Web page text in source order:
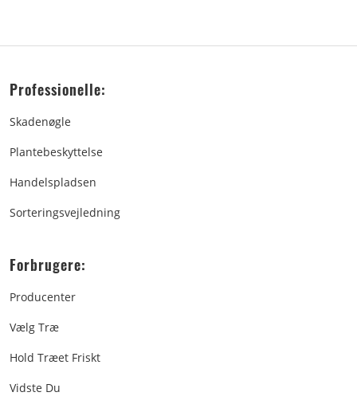
Professionelle:
Skadenøgle
Plantebeskyttelse
Handelspladsen
Sorteringsvejledning
Forbrugere:
Producenter
Vælg Træ
Hold Træet Friskt
Vidste Du